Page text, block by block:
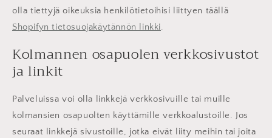
olla tiettyjä oikeuksia henkilötietoihisi liittyen täällä
Shopifyn tietosuojakäytännön linkki.
Kolmannen osapuolen verkkosivustot
ja linkit
Palveluissa voi olla linkkejä verkkosivuille tai muille
kolmansien osapuolten käyttämille verkkoalustoille. Jos
seuraat linkkejä sivustoille, jotka eivät liity meihin tai joita